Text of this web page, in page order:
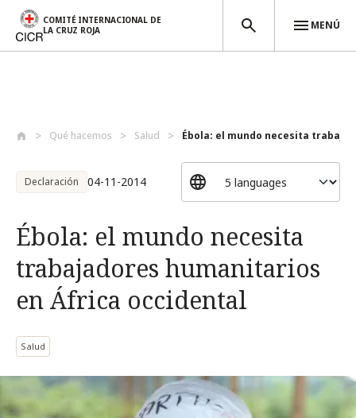
COMITÉ INTERNACIONAL DE
LA CRUZ ROJA
MENÚ
Qué hacemos Salud Ébola: el mundo necesita
Declaración 04-11-2014
Ébola: el mundo necesita
trabajadores humanitarios
en África occidental
Salud